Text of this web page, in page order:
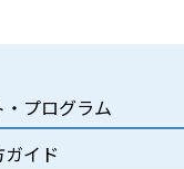
プログラム
イド